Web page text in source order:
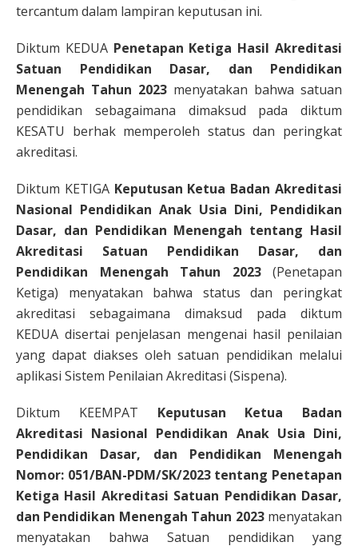
tercantum dalam lampiran keputusan ini.
Diktum KEDUA Penetapan Ketiga Hasil Akreditasi
Satuan Pendidikan Dasar, dan Pendidikan
Menengah Tahun 2023 menyatakan bahwa satuan
pendidikan sebagaimana dimaksud pada diktum
KESATU berhak memperoleh status dan peringkat
akreditasi.
Diktum KETIGA Keputusan Ketua Badan Akreditasi
Nasional Pendidikan Anak Usia Dini, Pendidikan
Dasar, dan Pendidikan Menengah tentang Hasil
Akreditasi Satuan Pendidikan Dasar, dan
Pendidikan Menengah Tahun 2023(Penetapan
Ketiga) menyatakan bahwa status dan peringkat
akreditasi sebagaimana dimaksud pada diktum
KEDUA disertai penjelasan mengenai hasil penilaian
yang dapat diakses oleh satuan pendidikan melalui
aplikasi Sistem Penilaian Akreditasi (Sispena).
Diktum KEEMPAT Keputusan Ketua Badan
Akreditasi Nasional Pendidikan Anak Usia Dini,
Pendidikan Dasar, dan Pendidikan Menengah
Nomor: 051/BAN-PDM/SK/2023 tentang Penetapan
Ketiga Hasil Akreditasi Satuan Pendidikan Dasar,
dan Pendidikan Menengah Tahun 2023menyatakan
menyatakan bahwa Satuan pendidikan yang